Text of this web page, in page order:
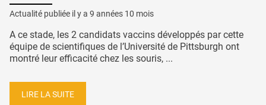
Actualité publiée il y a 9 années 10 mois
A ce stade, les 2 candidats vaccins développés par cette
équipe de scientifiques de l’Université de Pittsburgh ont
montré leur efficacité chez les souris, ...
LIRE LA SUITE